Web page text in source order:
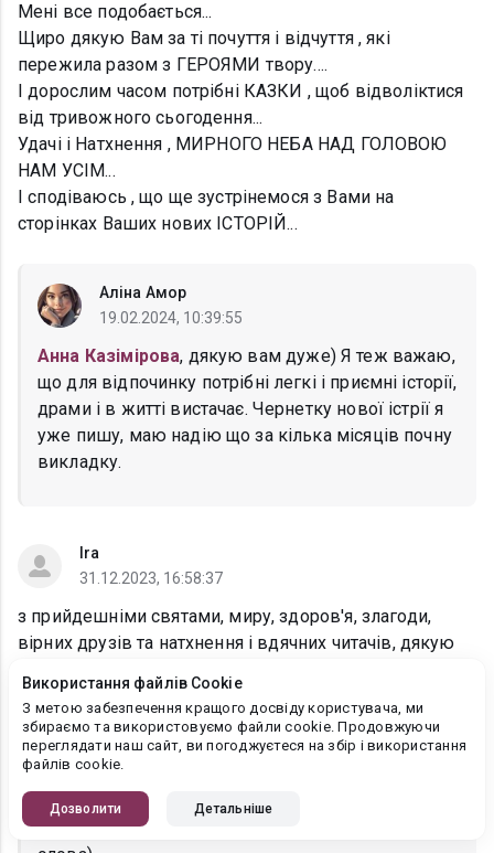
Мені все подобається...
Щиро дякую Вам за ті почуття і відчуття , які
пережила разом з ГЕРОЯМИ твору....
І дорослим часом потрібні КАЗКИ , щоб відволіктися
від тривожного сьогодення...
Удачі і Натхнення , МИРНОГО НЕБА НАД ГОЛОВОЮ
НАМ УСІМ...
І сподіваюсь , що ще зустрінемося з Вами на
сторінках Ваших нових ІСТОРІЙ...
Аліна Амор
19.02.2024, 10:39:55
Анна Казімірова, дякую вам дуже) Я теж важаю,
що для відпочинку потрібні легкі і приємні історії,
драми і в житті вистачає. Чернетку нової істрії я
уже пишу, маю надію що за кілька місяців почну
викладку.
Ira
31.12.2023, 16:58:37
з прийдешніми святами, миру, здоров'я, злагоди,
вірних друзів та натхнення і вдячних читачів, дякую
Аліна Амор
01.01.2024, 10:50:43
Ira, і вас з Новим роком) Бажаю миру на нашій
землі та в наших душах. Дуже вдячна за добрі
Використання файлів Cookie
З метою забезпечення кращого досвіду користувача, ми
збираємо та використовуємо файли cookie. Продовжуючи
переглядати наш сайт, ви погоджуєтеся на збір і використання
файлів cookie.
Дозволити Детальніше